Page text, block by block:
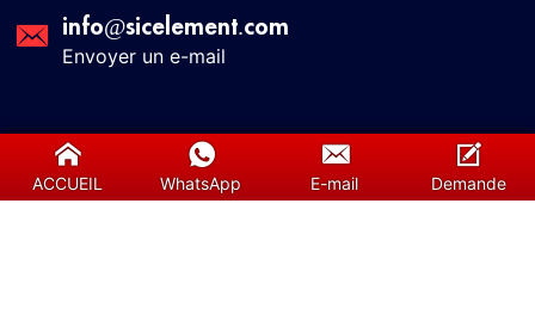
info@sicelement.com
Envoyer un e-mail
Liens utiles
ACCUEIL WhatsApp E-mail Demande